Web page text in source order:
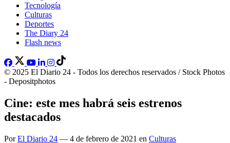
Tecnología
Culturas
Deportes
The Diary 24
Flash news
© 2025 El Diario 24 - Todos los derechos reservados / Stock Photos
- Depositphotos
Cine: este mes habrá seis estrenos
destacados
PorEl Diario 24 — 4 de febrero de 2021 en Culturas